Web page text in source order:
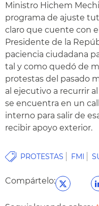
Ministro Hichem
programa de ajuste
claro que cuente con
Presidente de la
paciencia ciudadana
tal y como quedó de
protestas del pasado
al ejecutivo a recurrir
se encuentra en un
interno para salir de
recibir apoyo exterior.
PROTESTAS FMI
Compártelo: